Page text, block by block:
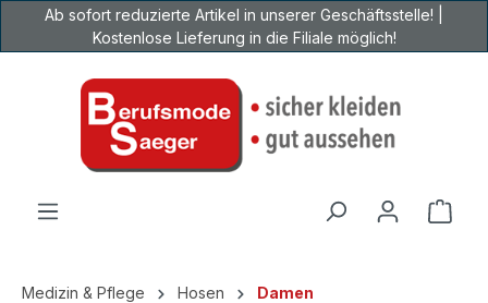
Zum Hauptinhalt springen
Ab sofort reduzierte Artikel in unserer Geschäftsstelle! |
Kostenlose Lieferung in die Filiale möglich!
Medizin & Pflege Hosen Damen